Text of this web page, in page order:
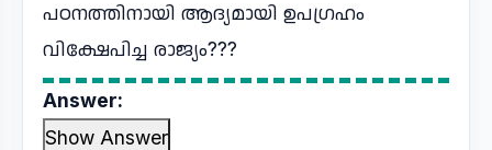
പഠനത്തിനായി ആദ്യമായി ഉപഗ്രഹം
വിക്ഷേപിച്ച രാജ്യം???
Answer:
Show Answer